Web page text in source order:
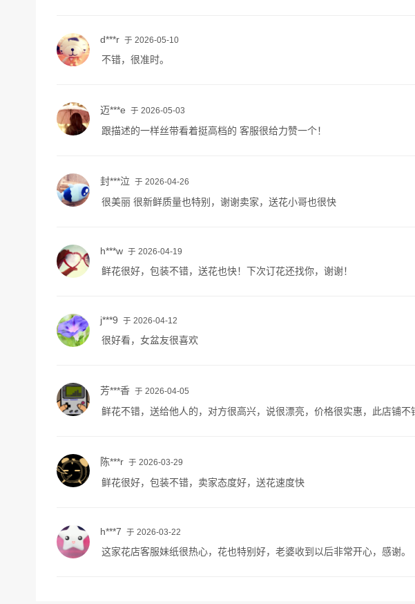
d***r 于 2026-05-10
不错，很准时。
迈***e 于 2026-05-03
跟描述的一样丝带看着挺高档的 客服很给力赞一个！
封***泣 于 2026-04-26
很美丽 很新鲜质量也特别，谢谢卖家，送花小哥也很快
h***w 于 2026-04-19
鲜花很好，包装不错，送花也快！下次订花还找你，谢谢！
j***9 于 2026-04-12
很好看，女盆友很喜欢
芳***香 于 2026-04-05
鲜花不错，送给他人的，对方很高兴，说很漂亮，价格很实惠，此店铺不
陈***r 于 2026-03-29
鲜花很好，包装不错，卖家态度好，送花速度快
h***7 于 2026-03-22
这家花店客服妹纸很热心，花也特别好，老婆收到以后非常开心，感谢。